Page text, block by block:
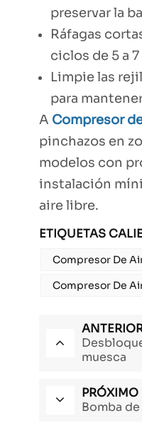
preservar la
Ráfagas
ciclos de 5 a
Limpie las
para
A Compresor
pinchazos en
modelos con
instalación
aire libre.
ETIQUETAS
Compresor De
Compresor De
muesca
PRÓXIMO
Bomba